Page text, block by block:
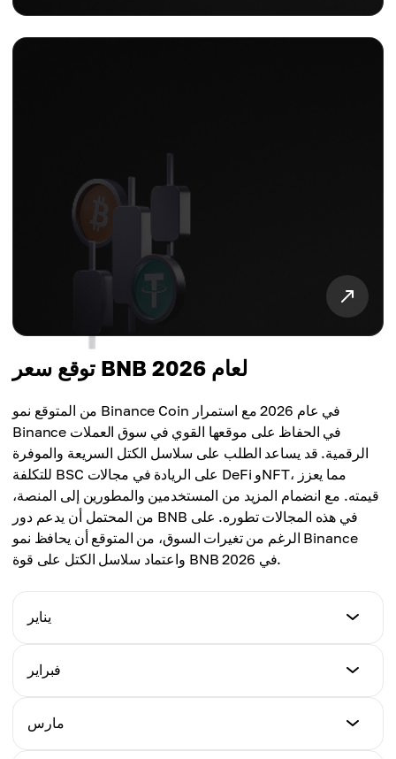
توقع سعر BNB لعام 2026
من المتوقع نمو Binance Coin في عام 2026 مع استمرار
Binance في الحفاظ على موقعها القوي في سوق العملات
الرقمية. قد يساعد الطلب على سلاسل الكتل السريعة والموفرة
للتكلفة BSC على الريادة في مجالات DeFi وNFT، مما يعزز
قيمته. مع انضمام المزيد من المستخدمين والمطورين إلى المنصة،
من المحتمل أن يدعم دور BNB في هذه المجالات تطوره. على
الرغم من تغيرات السوق، من المتوقع أن يحافظ نمو Binance
واعتماد سلاسل الكتل على قوة BNB في 2026.
يناير
أقل سعر
$792.22
أعلى سعر
فبراير
أقل سعر
$576.90
مارس